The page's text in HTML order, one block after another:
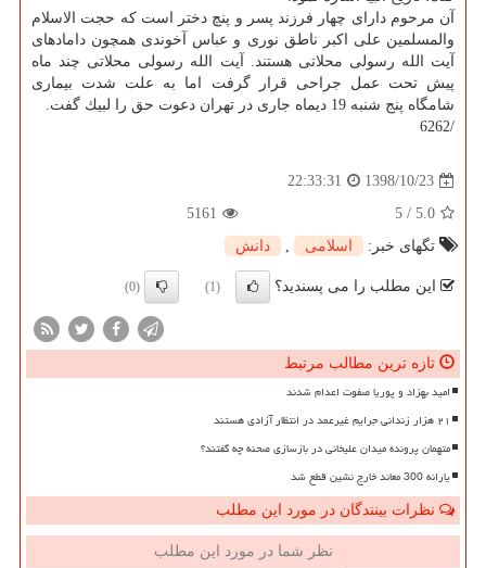
آن مرحوم دارای چهار فرزند پسر و پنچ دختر است كه حجت الاسلام
والمسلمین علی اكبر ناطق نوری و عباس آخوندی همچون دامادهای
آیت الله رسولی محلاتی هستند. آیت الله رسولی محلاتی چند ماه
پیش تحت عمل جراحی قرار گرفت اما به علت شدت بیماری
شامگاه پنج شنبه 19 دیماه جاری در تهران دعوت حق را لبیك گفت.
/6262
1398/10/23
22:33:31
5.0
/
5
5161
تگهای خبر:
اسلامی , دانش
این مطلب را می پسندید؟ (1)
(0)
تازه ترین مطالب مرتبط
امید بهزاد و پوریا صفوت اعدام شدند
۲۱ هزار زندانی جرایم غیرعمد در انتظار آزادی هستند
متهمان پرونده میدان علیخانی در بازسازی صحنه چه گفتند؟
یارانه 300 معاند خارج نشین قطع شد
نظرات بینندگان در مورد این مطلب
نظر شما در مورد این مطلب